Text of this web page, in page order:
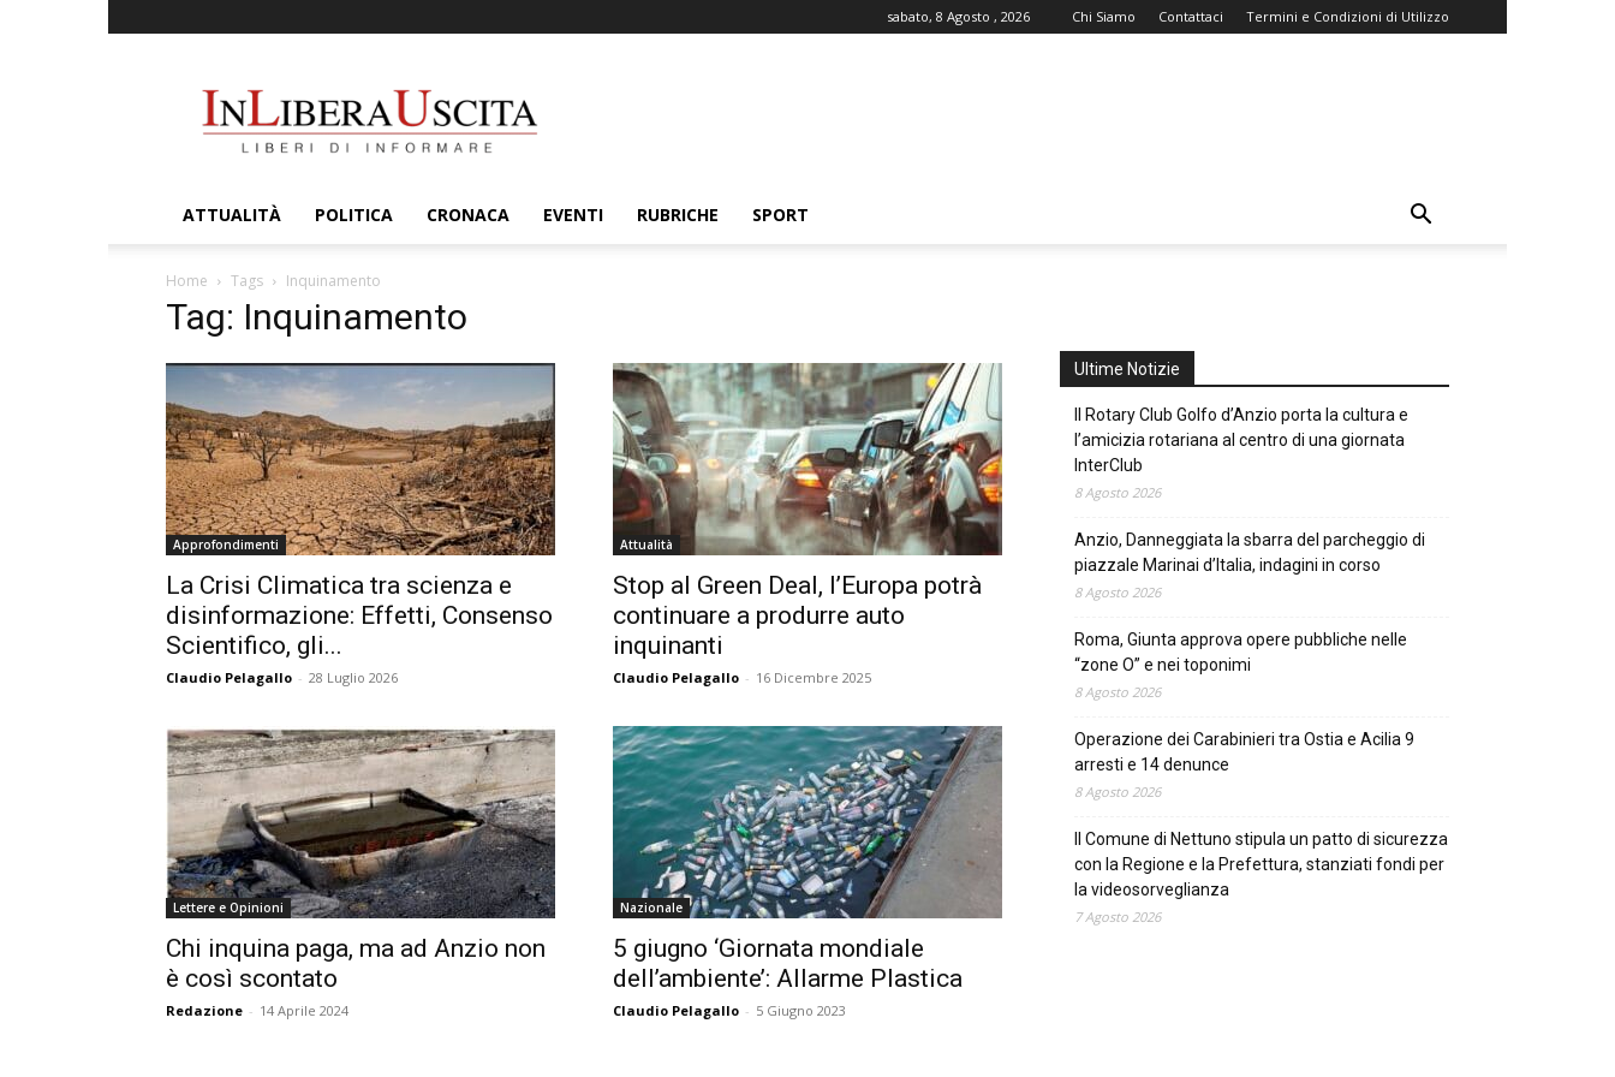
sabato, 8 Agosto , 2026 Chi Siamo Contattaci Termini e Condizioni di Utilizzo
ATTUALITÀ POLITICA CRONACA EVENTI RUBRICHE SPORT
Home Tags Inquinamento
Tag: Inquinamento
Approfondimenti
La Crisi Climatica tra scienza e
disinformazione: Effetti, Consenso
Scientifico, gli...
Claudio Pelagallo - 28 Luglio 2026
Attualità
Stop al Green Deal, l’Europa potrà
continuare a produrre auto
inquinanti
Claudio Pelagallo - 16 Dicembre 2025
Lettere e Opinioni
Chi inquina paga, ma ad Anzio non
è così scontato
Redazione - 14 Aprile 2024
Nazionale
5 giugno ‘Giornata mondiale
dell’ambiente’: Allarme Plastica
Claudio Pelagallo - 5 Giugno 2023
Ultime Notizie
Il Rotary Club Golfo d’Anzio porta la cultura e
l’amicizia rotariana al centro di una giornata
InterClub
8 Agosto 2026
Anzio, Danneggiata la sbarra del parcheggio di
piazzale Marinai d’Italia, indagini in corso
8 Agosto 2026
Roma, Giunta approva opere pubbliche nelle
“zone O” e nei toponimi
8 Agosto 2026
Operazione dei Carabinieri tra Ostia e Acilia 9
arresti e 14 denunce
8 Agosto 2026
Il Comune di Nettuno stipula un patto di sicurezza
con la Regione e la Prefettura, stanziati fondi per
la videosorveglianza
7 Agosto 2026